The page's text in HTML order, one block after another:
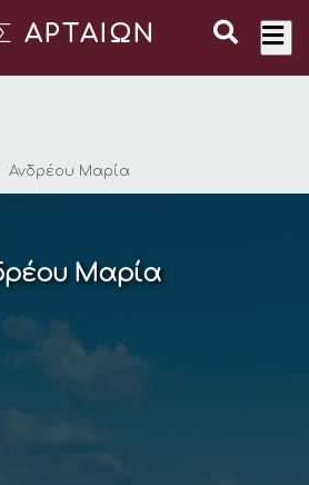
ΑΡΤΑΙΩΝ
Μαρία
Ανδρέου Μαρία
Μαρία